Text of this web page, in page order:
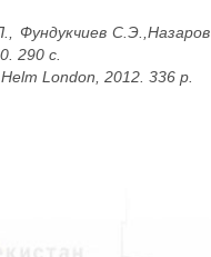
Фундукчиев С.Э.,Назаров
290 с.
London, 2012. 336 p.